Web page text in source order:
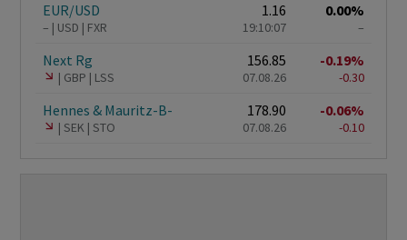
EUR/USD
– USD FXR
1.16
19:10:07
0.00%
–
Next Rg
GBP LSS
156.85
07.08.26
-0.19%
-0.30
Hennes & Mauritz-B-
SEK STO
178.90
07.08.26
-0.06%
-0.10